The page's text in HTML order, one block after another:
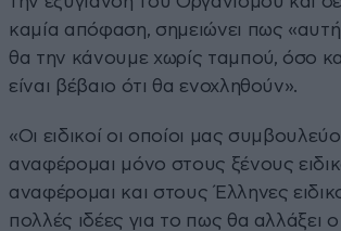
καμία απόφαση, σημειώνει πως
θα την κάνουμε χωρίς ταμπού, όσο
είναι βέβαιο ότι θα ενοχληθούν».
«Οι ειδικοί οι οποίοι μας
αναφέρομαι μόνο στους ξένους
αναφέρομαι και στους Έλληνες
πολλές ιδέες για το πως θα αλλάξει